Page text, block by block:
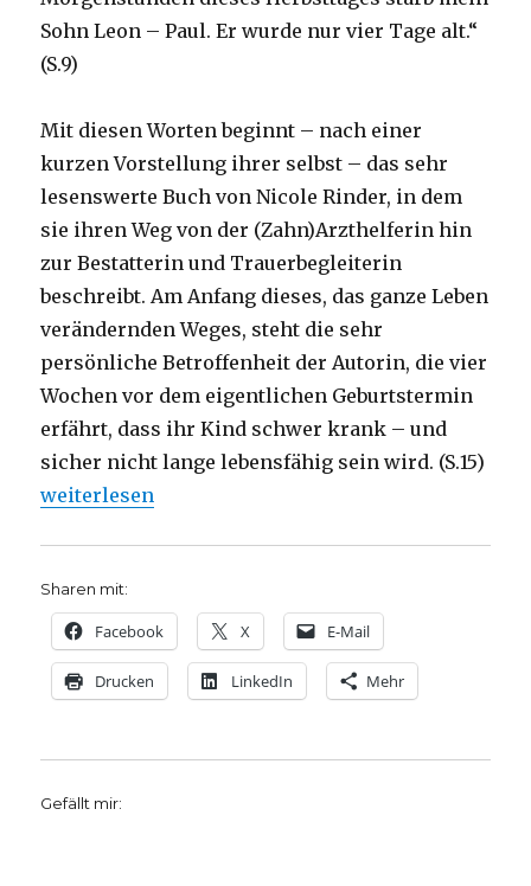
Sohn Leon – Paul. Er wurde nur vier Tage alt.“
(S.9)
Mit diesen Worten beginnt – nach einer
kurzen Vorstellung ihrer selbst – das sehr
lesenswerte Buch von Nicole Rinder, in dem
sie ihren Weg von der (Zahn)Arzthelferin hin
zur Bestatterin und Trauerbegleiterin
beschreibt. Am Anfang dieses, das ganze Leben
verändernden Weges, steht die sehr
persönliche Betroffenheit der Autorin, die vier
Wochen vor dem eigentlichen Geburtstermin
erfährt, dass ihr Kind schwer krank – und
sicher nicht lange lebensfähig sein wird. (S.15)
„Eine Bestatterin und Trauerbegleiterin berichtet,
weiterlesen
Sharen mit:
Facebook X E-Mail
Drucken LinkedIn Mehr
Gefällt mir: